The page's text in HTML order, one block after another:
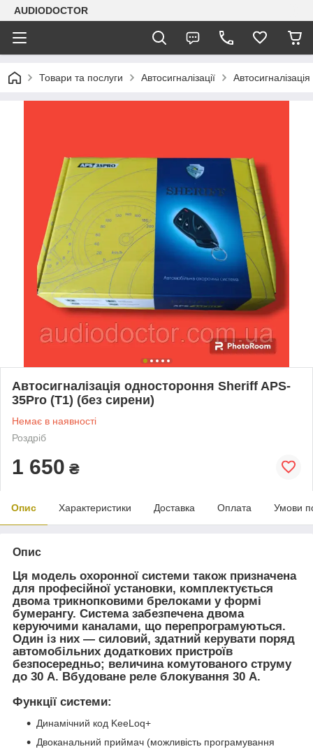
AUDIODOCTOR
Товари та послуги Автосигналізації
Автосигналізація одностороння Sheriff APS-
35Pro (T1) (без сирени)
Немає в наявності
Роздріб
1 650 ₴
Опис Характеристики Доставка Оплата Умови
Опис
Ця модель охоронної системи також призначена
для професійної установки, комплектується
двома трикнопковими брелоками у формі
бумерангу. Система забезпечена двома
керуючими каналами, що перепрограмуються.
Один із них — силовий, здатний керувати поряд
автомобільних додаткових пристроїв
безпосередньо; величина комутованого струму
до 30 А. Вбудоване реле блокування 30 А.
Функції системи:
Динамічний код KeeLoq+
Двоканальний приймач (можливість програмування